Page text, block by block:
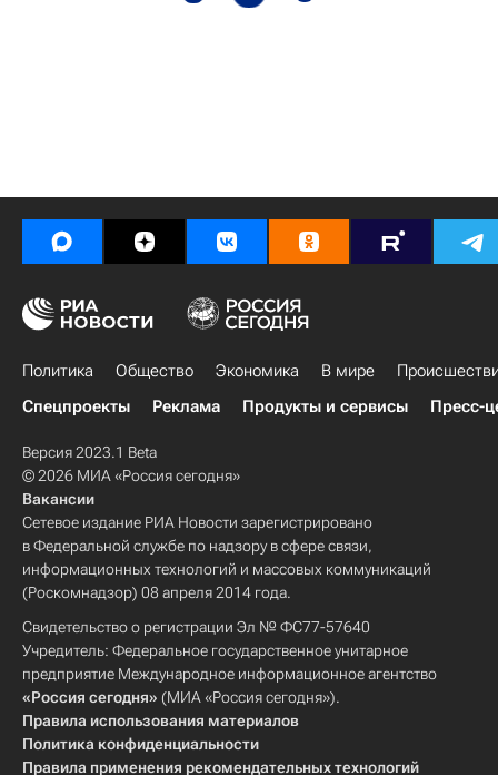
Политика Общество Экономика В мире
Спецпроекты
Реклама Продукты и сервисы Пресс-
Версия 2023.1 Beta
© 2026 МИА «Россия сегодня»
Вакансии
Сетевое издание РИА Новости зарегистрировано
в Федеральной службе по надзору в сфере связи,
информационных технологий и массовых коммуникаций
(Роскомнадзор) 08 апреля 2014 года.
Свидетельство о регистрации Эл № ФС77-57640
Учредитель: Федеральное государственное унитарное
предприятие Международное информационное агентство
«Россия сегодня» (МИА «Россия сегодня»).
Правила использования материалов
Политика конфиденциальности
Правила применения рекомендательных технологий